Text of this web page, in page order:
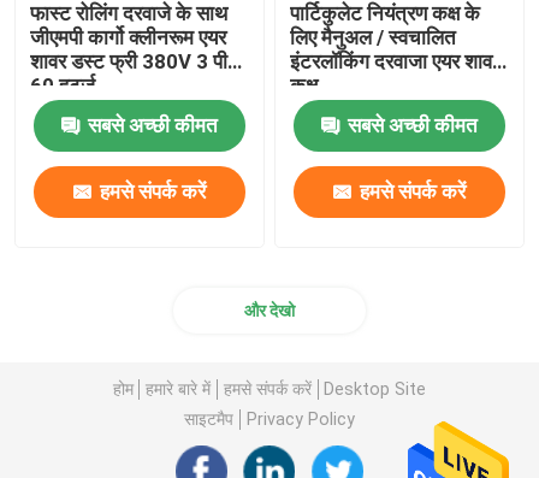
फास्ट रोलिंग दरवाजे के साथ
जीएमपी कार्गो क्लीनरूम एयर
शावर डस्ट फ्री 380V 3 पी
60 हर्ट्ज
सबसे अच्छी कीमत
हमसे संपर्क करें
पार्टिकुलेट नियंत्रण कक्ष के
लिए मैनुअल / स्वचालित
इंटरलॉकिंग दरवाजा एयर शावर
कक्ष
सबसे अच्छी कीमत
हमसे संपर्क करें
और देखो
होम हमारे बारे में हमसे संपर्क करें
Desktop Site
साइटमैप
Privacy Policy